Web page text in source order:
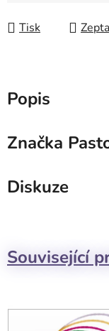
Tisk
Popis
Značka
Diskuze
Související